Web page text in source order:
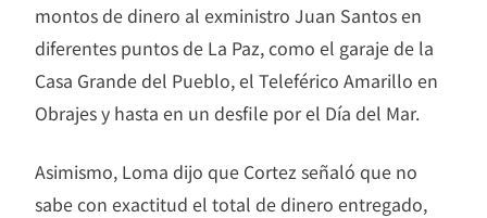
montos de dinero al exministro Juan Santos en
diferentes puntos de La Paz, como el garaje de la
Casa Grande del Pueblo, el Teleférico Amarillo en
Obrajes y hasta en un desfile por el Día del Mar.
Asimismo, Loma dijo que Cortez señaló que no
sabe con exactitud el total de dinero entregado,